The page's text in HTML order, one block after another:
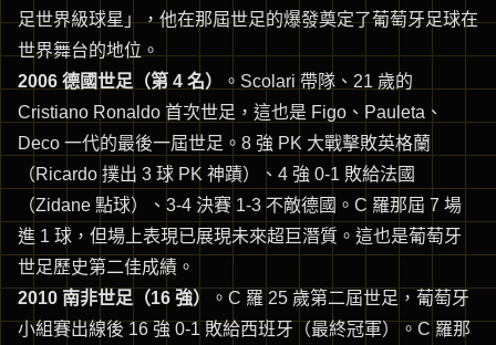
足世界級球星」，他在那屆世足的爆發奠定了葡萄牙足球在
世界舞台的地位。
2006 德國世足（第 4 名）
。Scolari 帶隊、21 歲的
Cristiano Ronaldo 首次世足，這也是 Figo、Pauleta、
Deco 一代的最後一屆世足。8 強 PK 大戰擊敗英格蘭
（Ricardo 撲出 3 球 PK 神蹟）、4 強 0-1 敗給法國
（Zidane 點球）、3-4 決賽 1-3 不敵德國。C 羅那屆 7 場
進 1 球，但場上表現已展現未來超巨潛質。這也是葡萄牙
世足歷史第二佳成績。
2010 南非世足（16 強）
。C 羅 25 歲第二屆世足，葡萄牙
小組賽出線後 16 強 0-1 敗給西班牙（最終冠軍）。C 羅那